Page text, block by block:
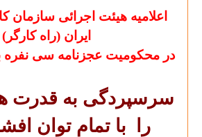
اعلامیه هیئت اجرائی سازمان
ایران (راه کارگر)
در محکومیت عجزنامه سی نفره
سرسپردگی به قدرت
را
با تمام توان